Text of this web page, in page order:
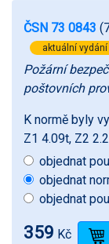
ČSN 73 0843
aktuální vydání
Požární
poštovních
K normě byly
Z1 4.09t, Z2
objednat
objednat
objednat
359 Kč